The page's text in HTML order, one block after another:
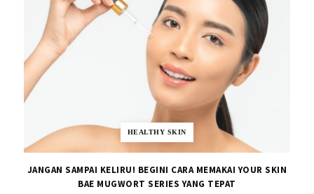
HEALTHY SKIN
JANGAN SAMPAI KELIRU! BEGINI CARA MEMAKAI YOUR SKIN
BAE MUGWORT SERIES YANG TEPAT